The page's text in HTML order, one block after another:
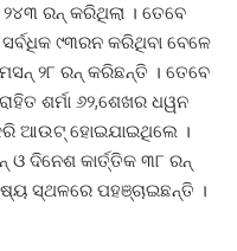
ରନ୍ କରିଥିଲା । ତେବେ
୯୩ରନ କରିଥିବା ବେଳେ
୨୮ ରନ୍ କରିଛନ୍ତି । ତେବେ
ଶର୍ମା ୬୨,ଶେଖର ଧୱନ
ଆଉଟ୍ ହୋଇଯାଇଥିଲେ ।
ଦିନେଶ କାର୍ତ୍ତିକ ୩୮ ରନ୍
ସ୍ଥଳରେ ପହଞ୍ଚାଇଛନ୍ତି ।